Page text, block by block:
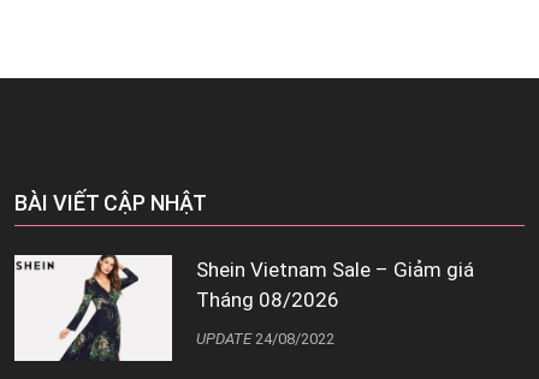
BÀI VIẾT CẬP NHẬT
Shein Vietnam Sale – Giảm giá
Tháng 08/2026
UPDATE 24/08/2022